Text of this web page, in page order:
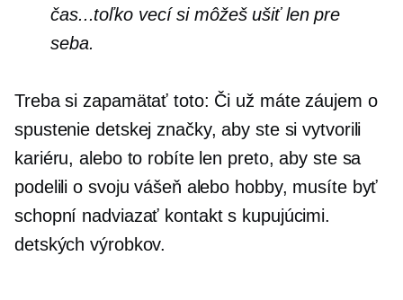
čas...toľko vecí si môžeš ušiť len pre
seba.
Treba si zapamätať toto: Či už máte záujem o
spustenie detskej značky, aby ste si vytvorili
kariéru, alebo to robíte len preto, aby ste sa
podelili o svoju vášeň alebo hobby, musíte byť
schopní nadviazať kontakt s kupujúcimi.
detských výrobkov.